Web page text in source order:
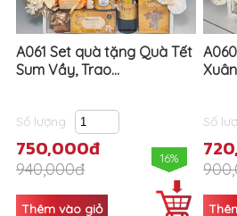
A061 Set quà tặng Quà Tết
Sum Vầy, Trao...
Số lượng
750,000đ
940,000đ
16%
Số